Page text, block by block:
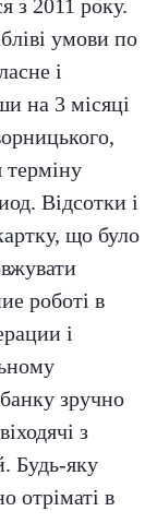
з 2011 року.
умови по
і
на 3 місяці
терміну
Відсотки і
що було
роботі в
і
зручно
з
Будь-яку
отріматі в